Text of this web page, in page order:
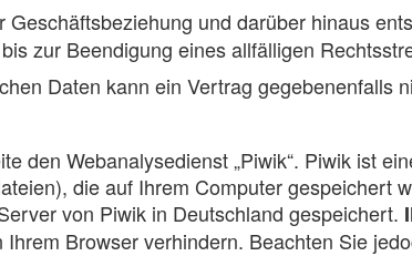
Geschäftsbeziehung und darüber hinaus
zur Beendigung eines allfälligen
Daten kann ein Vertrag gegebenenfalls
den Webanalysedienst „Piwik“. Piwik ist
die auf Ihrem Computer
von Piwik in Deutschland gespeichert.
Browser verhindern. Beachten Sie